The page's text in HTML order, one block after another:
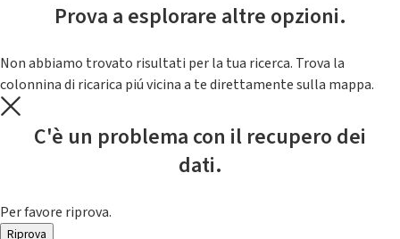
Prova a esplorare altre opzioni.
Non abbiamo trovato risultati per la tua ricerca. Trova la
colonnina di ricarica piú vicina a te direttamente sulla mappa.
C'è un problema con il recupero dei
dati.
Per favore riprova.
Riprova